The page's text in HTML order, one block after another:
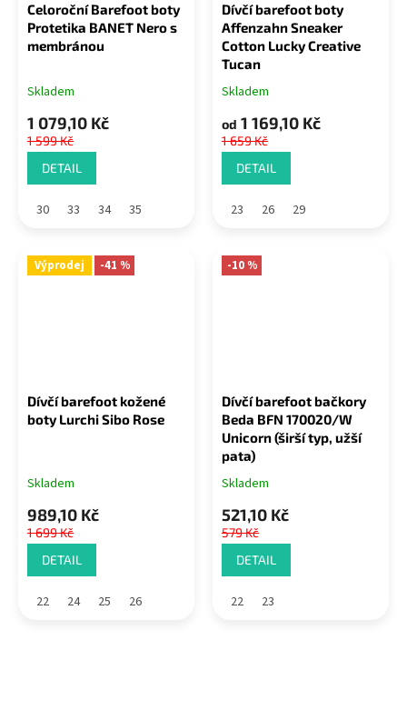
Celoroční Barefoot boty
Protetika BANET Nero s
membránou
Skladem
1 079,10 Kč
1 599 Kč
DETAIL
30 33 34 35
Dívčí barefoot boty
Affenzahn Sneaker
Cotton Lucky Creative
Tucan
Skladem
od 1 169,10 Kč
1 659 Kč
DETAIL
23 26 29
Výprodej -41 %
Dívčí barefoot kožené
boty Lurchi Sibo Rose
Skladem
989,10 Kč
1 699 Kč
DETAIL
22 24 25 26
-10 %
Dívčí barefoot bačkory
Beda BFN 170020/W
Unicorn (širší typ, užší
pata)
Skladem
521,10 Kč
579 Kč
DETAIL
22 23